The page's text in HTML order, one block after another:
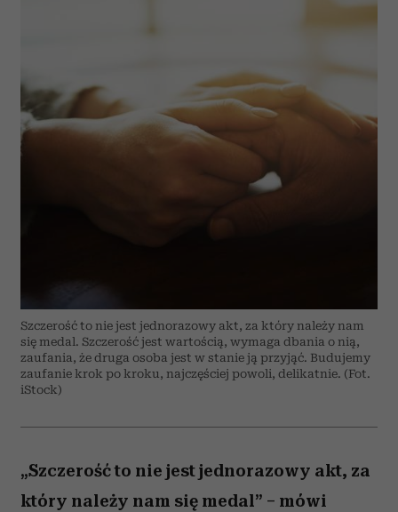
Szczerość to nie jest jednorazowy akt, za który należy nam
się medal. Szczerość jest wartością, wymaga dbania o nią,
zaufania, że druga osoba jest w stanie ją przyjąć. Budujemy
zaufanie krok po kroku, najczęściej powoli, delikatnie. (Fot.
iStock)
„Szczerość to nie jest jednorazowy akt, za
który należy nam się medal” – mówi